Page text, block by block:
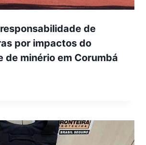
de
por impactos do
de minério em Corumbá